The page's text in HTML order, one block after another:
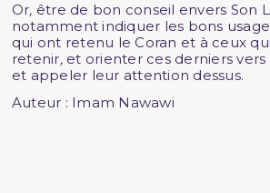
Or, être de bon conseil envers Son
notamment indiquer les bons
qui ont retenu le Coran et à ceux
retenir, et orienter ces derniers vers
et appeler leur attention dessus.
Auteur : Imam Nawawi